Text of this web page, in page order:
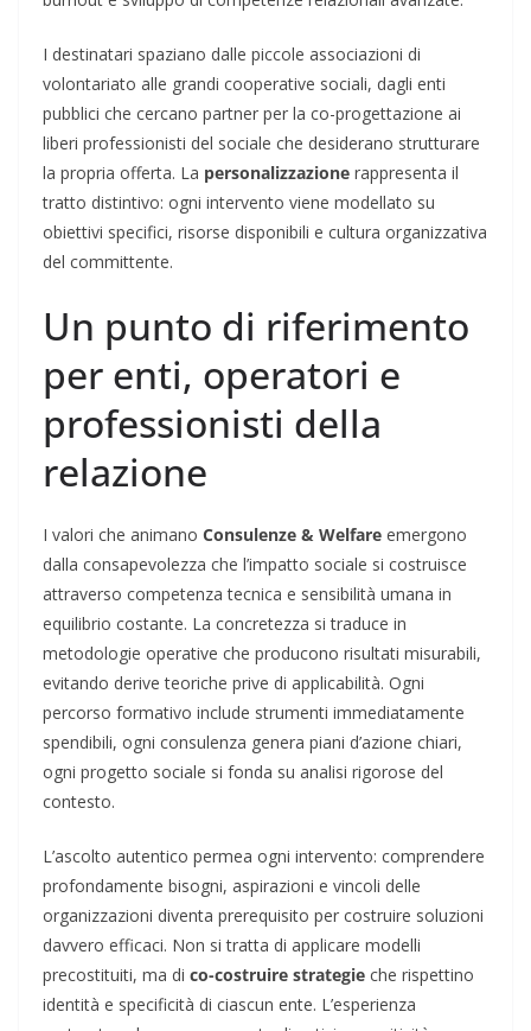
I destinatari spaziano dalle piccole associazioni di
volontariato alle grandi cooperative sociali, dagli enti
pubblici che cercano partner per la co-progettazione ai
liberi professionisti del sociale che desiderano strutturare
la propria offerta. La personalizzazione rappresenta il
tratto distintivo: ogni intervento viene modellato su
obiettivi specifici, risorse disponibili e cultura organizzativa
del committente.
Un punto di riferimento
per enti, operatori e
professionisti della
relazione
I valori che animano Consulenze & Welfare emergono
dalla consapevolezza che l’impatto sociale si costruisce
attraverso competenza tecnica e sensibilità umana in
equilibrio costante. La concretezza si traduce in
metodologie operative che producono risultati misurabili,
evitando derive teoriche prive di applicabilità. Ogni
percorso formativo include strumenti immediatamente
spendibili, ogni consulenza genera piani d’azione chiari,
ogni progetto sociale si fonda su analisi rigorose del
contesto.
L’ascolto autentico permea ogni intervento: comprendere
profondamente bisogni, aspirazioni e vincoli delle
organizzazioni diventa prerequisito per costruire soluzioni
davvero efficaci. Non si tratta di applicare modelli
precostituiti, ma di co-costruire strategie che rispettino
identità e specificità di ciascun ente. L’esperienza